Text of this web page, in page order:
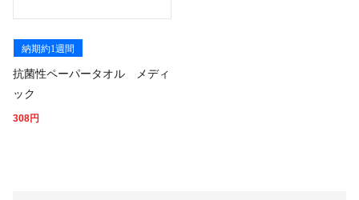
納期約1週間
抗菌性ペーパータオル メディ
ック
308円